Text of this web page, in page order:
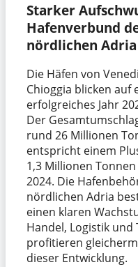
Starker
Hafenverbund
nördlichen Adria
Die Häfen von
Chioggia blicken auf
erfolgreiches Jahr
Der
rund 26 Millionen
entspricht einem
1,3 Millionen
2024. Die
nördlichen Adria
einen klaren
Handel, Logistik und
profitieren
dieser Entwicklung.